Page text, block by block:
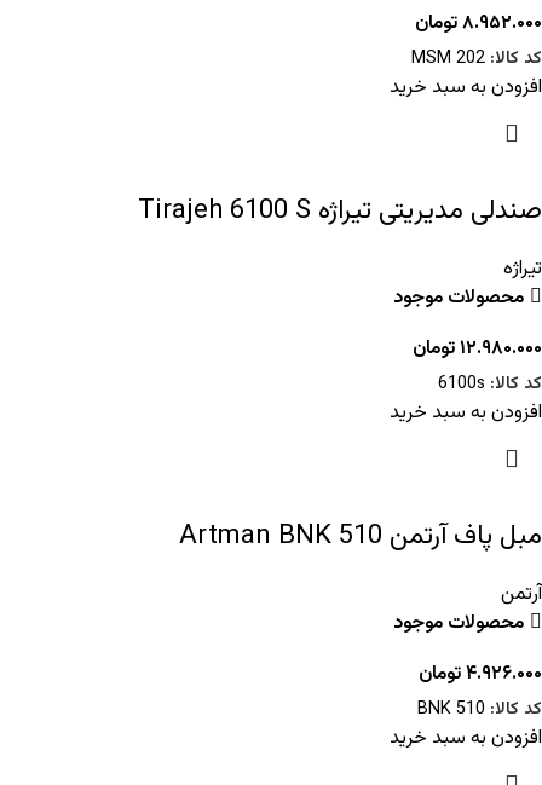
۸.۹۵۲.۰۰۰تومان
کد کالا: MSM 202
افزودن به سبد خرید
صندلی مدیریتی تیراژه Tirajeh 6100 S
تیراژه
محصولات موجود
۱۲.۹۸۰.۰۰۰تومان
کد کالا: 6100s
افزودن به سبد خرید
مبل پاف آرتمن Artman BNK 510
آرتمن
محصولات موجود
۴.۹۲۶.۰۰۰تومان
کد کالا: BNK 510
افزودن به سبد خرید